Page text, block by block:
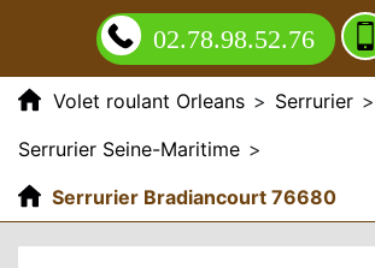
02.78.98.52.76
Volet roulant Orleans > Serrurier >
Serrurier Seine-Maritime >
Serrurier Bradiancourt 76680